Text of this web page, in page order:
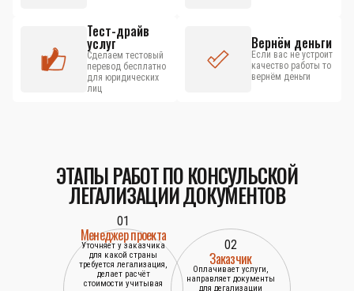
Тест-драйв
услуг
Сделаем тестовый
перевод бесплатно
для юридических
лиц
Вернём деньги
Если вас не устроит
качество работы то
вернём деньги
ЭТАПЫ РАБОТ ПО КОНСУЛЬСКОЙ
ЛЕГАЛИЗАЦИИ ДОКУМЕНТОВ
01
Менеджер проекта
Уточняет у заказчика
для какой страны
требуется легализация,
делает расчёт
стоимости учитывая
02
Заказчик
Оплачивает услуги,
направляет документы
для дегализации